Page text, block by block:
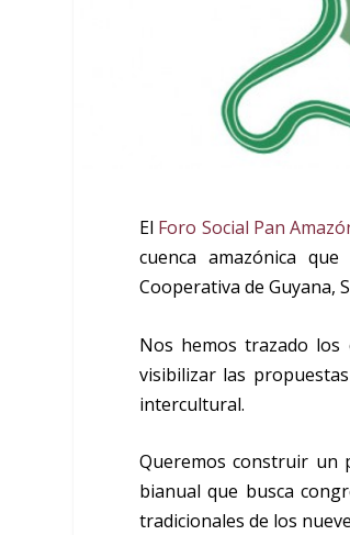
El Foro Social Pan
cuenca amazónica
Cooperativa de Guyana,
Nos hemos trazado los
visibilizar las
intercultural.
Queremos construir un
bianual que busca
tradicionales de los